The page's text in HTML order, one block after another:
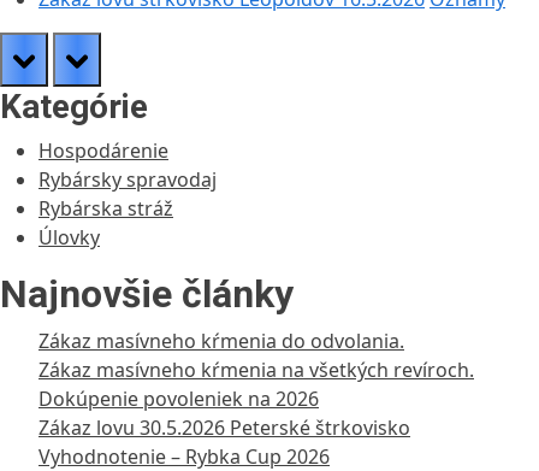
prev next
Kategórie
Hospodárenie
Rybársky spravodaj
Rybárska stráž
Úlovky
Najnovšie články
Zákaz masívneho kŕmenia do odvolania.
Zákaz masívneho kŕmenia na všetkých revíroch.
Dokúpenie povoleniek na 2026
Zákaz lovu 30.5.2026 Peterské štrkovisko
Vyhodnotenie – Rybka Cup 2026